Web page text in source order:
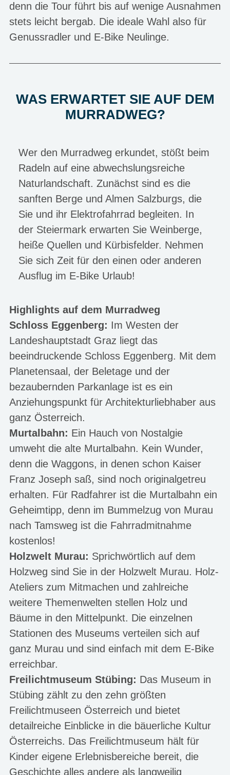
denn die Tour führt bis auf wenige Ausnahmen
stets leicht bergab. Die ideale Wahl also für
Genussradler und E-Bike Neulinge.
WAS ERWARTET SIE AUF DEM
MURRADWEG?
Wer den Murradweg erkundet, stößt beim
Radeln auf eine abwechslungsreiche
Naturlandschaft. Zunächst sind es die
sanften Berge und Almen Salzburgs, die
Sie und ihr Elektrofahrrad begleiten. In
der Steiermark erwarten Sie Weinberge,
heiße Quellen und Kürbisfelder. Nehmen
Sie sich Zeit für den einen oder anderen
Ausflug im E-Bike Urlaub!
Highlights auf dem Murradweg
Schloss Eggenberg: Im Westen der
Landeshauptstadt Graz liegt das
beeindruckende Schloss Eggenberg. Mit dem
Planetensaal, der Beletage und der
bezaubernden Parkanlage ist es ein
Anziehungspunkt für Architekturliebhaber aus
ganz Österreich.
Murtalbahn: Ein Hauch von Nostalgie
umweht die alte Murtalbahn. Kein Wunder,
denn die Waggons, in denen schon Kaiser
Franz Joseph saß, sind noch originalgetreu
erhalten. Für Radfahrer ist die Murtalbahn ein
Geheimtipp, denn im Bummelzug von Murau
nach Tamsweg ist die Fahrradmitnahme
kostenlos!
Holzwelt Murau: Sprichwörtlich auf dem
Holzweg sind Sie in der Holzwelt Murau. Holz-
Ateliers zum Mitmachen und zahlreiche
weitere Themenwelten stellen Holz und
Bäume in den Mittelpunkt. Die einzelnen
Stationen des Museums verteilen sich auf
ganz Murau und sind einfach mit dem E-Bike
erreichbar.
Freilichtmuseum Stübing: Das Museum in
Stübing zählt zu den zehn größten
Freilichtmuseen Österreich und bietet
detailreiche Einblicke in die bäuerliche Kultur
Österreichs. Das Freilichtmuseum hält für
Kinder eigene Erlebnisbereiche bereit, die
Geschichte alles andere als langweilig